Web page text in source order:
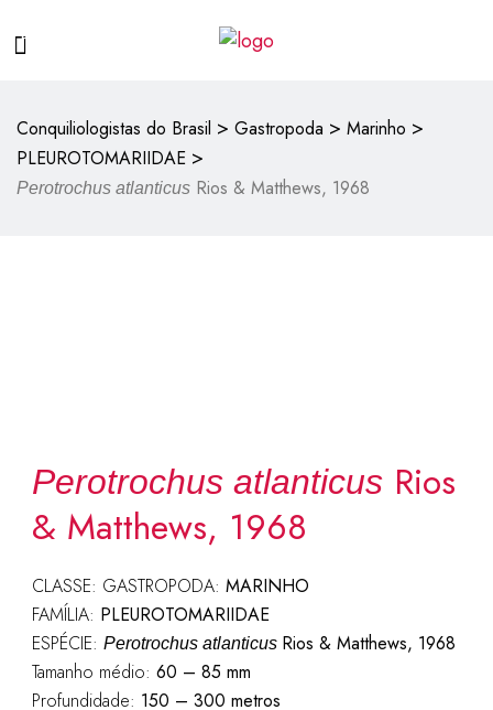
Conquiliologistas do Brasil > Gastropoda > Marinho >
PLEUROTOMARIIDAE >
Perotrochus atlanticus Rios & Matthews, 1968
Perotrochus atlanticusRios
& Matthews, 1968
CLASSE: GASTROPODA: MARINHO
FAMÍLIA: PLEUROTOMARIIDAE
ESPÉCIE: Perotrochus atlanticus Rios & Matthews, 1968
Tamanho médio: 60 – 85 mm
Profundidade: 150 – 300 metros